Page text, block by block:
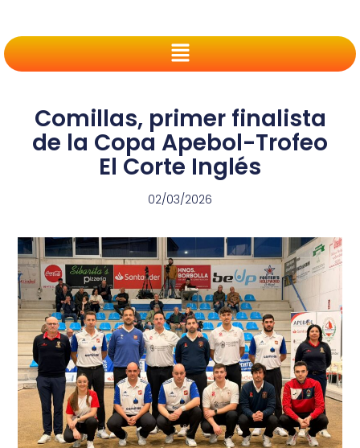
Comillas, primer finalista
de la Copa Apebol-Trofeo
El Corte Inglés
02/03/2026